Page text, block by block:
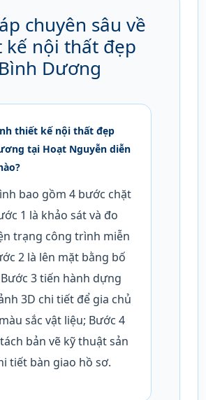
chuyên sâu về
kế nội thất đẹp
Bình Dương
thiết kế nội thất đẹp
tại Hoạt Nguyễn diễn
bao gồm 4 bước chặt
1 là khảo sát và đo
trạng công trình miễn
2 là lên mặt bằng bố
3 tiến hành dựng
3D chi tiết để gia chủ
sắc vật liệu; Bước 4
bản vẽ kỹ thuật sản
tiết bàn giao hồ sơ.